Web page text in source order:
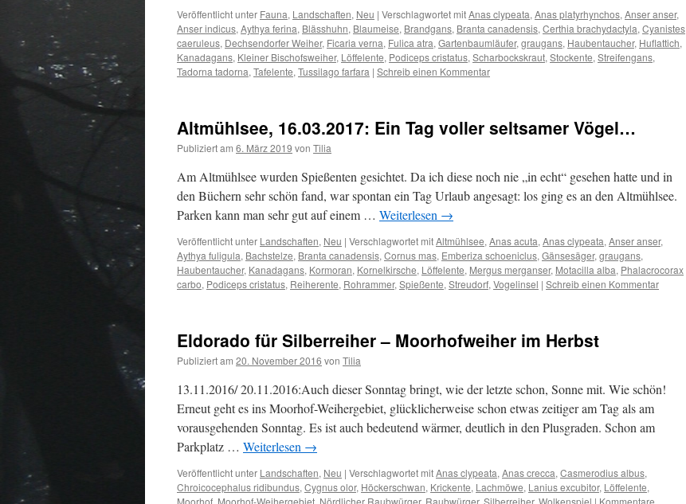
Veröffentlicht unter Fauna, Landschaften, Neu | Verschlagwortet mitAnas clypeata, Anas platyrhynchos, Anser anser,
Anser indicus, Aythya ferina, Blässhuhn, Blaumeise, Brandgans, Branta canadensis, Certhia brachydactyla, Cyanistes
caeruleus, Dechsendorfer Weiher, Ficaria verna, Fulica atra, Gartenbaumläufer, graugans, Haubentaucher, Huflattich,
Kanadagans, Kleiner Bischofsweiher, Löffelente, Podiceps cristatus, Scharbockskraut, Stockente, Streifengans,
Tadorna tadorna, Tafelente, Tussilago farfara | Schreib einen Kommentar
Altmühlsee, 16.03.2017: Ein Tag voller seltsamer Vögel…
Publiziert am 6. März 2019 von Tilia
Am Altmühlsee wurden Spießenten gesichtet. Da ich diese noch nie „in echt“ gesehen hatte und in
den Büchern sehr schön fand, war spontan ein Tag Urlaub angesagt: los ging es an den Altmühlsee.
Parken kann man sehr gut auf einem … Weiterlesen →
Veröffentlicht unter Landschaften, Neu | Verschlagwortet mitAltmühlsee, Anas acuta, Anas clypeata, Anser anser,
Aythya fuligula, Bachstelze, Branta canadensis, Cornus mas, Emberiza schoeniclus, Gänsesäger, graugans,
Haubentaucher, Kanadagans, Kormoran, Kornelkirsche, Löffelente, Mergus merganser, Motacilla alba, Phalacrocorax
carbo, Podiceps cristatus, Reiherente, Rohrammer, Spießente, Streudorf, Vogelinsel | Schreib einen Kommentar
Eldorado für Silberreiher – Moorhofweiher im Herbst
Publiziert am 20. November 2016 von Tilia
13.11.2016/ 20.11.2016:Auch dieser Sonntag bringt, wie der letzte schon, Sonne mit. Wie schön!
Erneut geht es ins Moorhof-Weihergebiet, glücklicherweise schon etwas zeitiger am Tag als am
vorausgehenden Sonntag. Es ist auch bedeutend wärmer, deutlich in den Plusgraden. Schon am
Parkplatz … Weiterlesen →
Veröffentlicht unter Landschaften, Neu | Verschlagwortet mitAnas clypeata, Anas crecca, Casmerodius albus,
Chroicocephalus ridibundus, Cygnus olor, Höckerschwan, Krickente, Lachmöwe, Lanius excubitor, Löffelente,
Moorhof Moorhof-Weihergebiet Nördlicher Raubwürger, Raubwürger, Silberreiher, Wolkenspiel | Kommentare